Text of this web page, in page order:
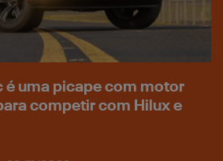
é uma picape com motor
competir com Hilux e